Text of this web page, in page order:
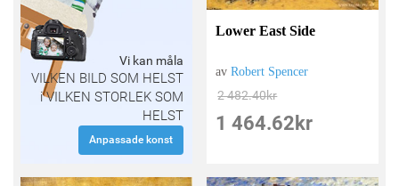
Vi kan måla
VILKEN BILD SOM HELST
i VILKEN STORLEK SOM
HELST
Anpassade konst
Lower East Side
avRobert Spencer
2 482.40kr
1 464.62 kr